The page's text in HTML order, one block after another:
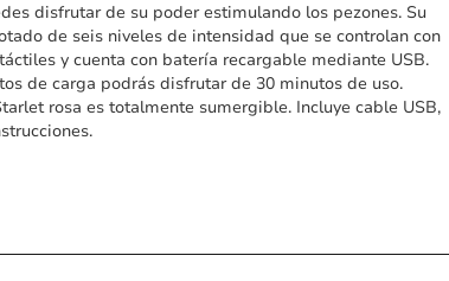
disfrutar de su poder estimulando los pezones. Su
de seis niveles de intensidad que se controlan con
y cuenta con batería recargable mediante USB.
de carga podrás disfrutar de 30 minutos de uso.
rosa es totalmente sumergible. Incluye cable USB,